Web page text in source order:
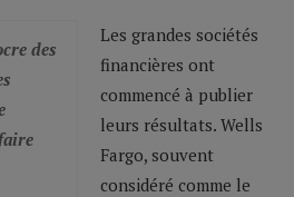
des
Les grandes sociétés
financières ont
commencé à publier
leurs résultats. Wells
Fargo, souvent
considéré comme le